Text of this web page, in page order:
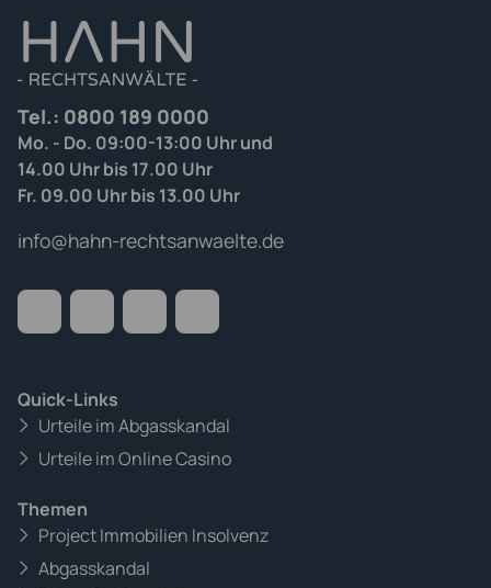
Tel.: 0800 189 0000
Mo. - Do. 09:00-13:00 Uhr und
14.00 Uhr bis 17.00 Uhr
Fr. 09.00 Uhr bis 13.00 Uhr
info@hahn-rechtsanwaelte.de
Quick-Links
Urteile im Abgasskandal
Urteile im Online Casino
Themen
Project Immobilien Insolvenz
Abgasskandal